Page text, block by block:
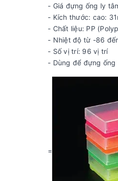
- Giá đựng ống ly
- Kích thước: cao:
- Chất liệu: PP
- Nhiệt độ từ -86
- Số vị trí: 96 vị trí
- Dùng để đựng ống
=